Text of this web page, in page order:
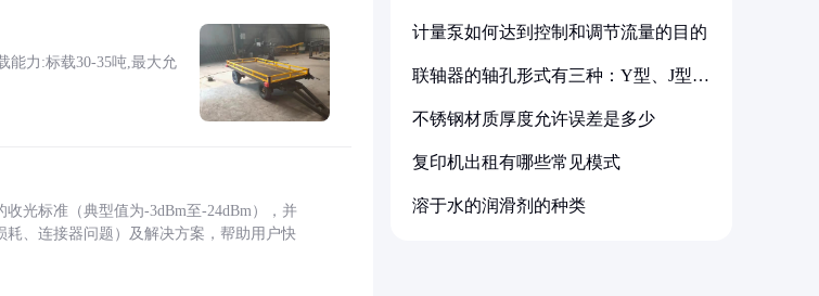
能力:标载30-35吨,最大允
光标准（典型值为-3dBm至-24dBm），并
、连接器问题）及解决方案，帮助用户快
计量泵如何达到控制和调节流量的目的
联轴器的轴孔形式有三种：Y型、J型、
不锈钢材质厚度允许误差是多少
复印机出租有哪些常见模式
溶于水的润滑剂的种类